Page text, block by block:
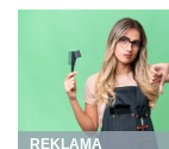
REKLAMA